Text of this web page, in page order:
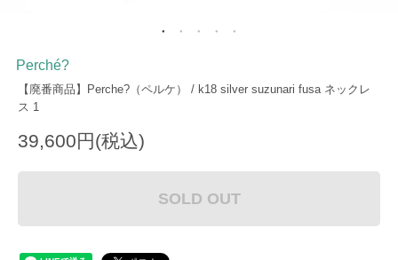
Perché?
【廃番商品】Perche?（ペルケ） / k18 silver suzunari fusa ネックレ
ス 1
39,600円(税込)
SOLD OUT